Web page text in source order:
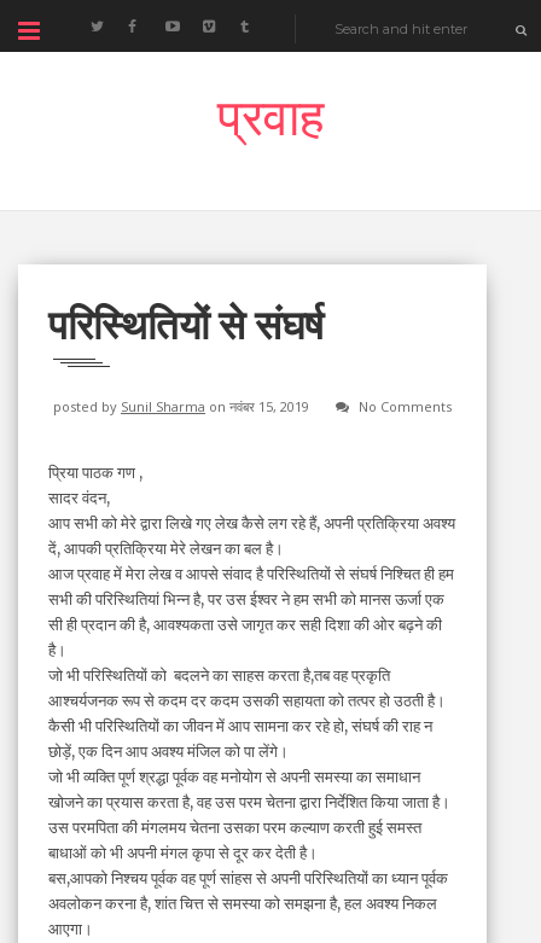
प्रवाह
परिस्थितियों से संघर्ष
posted by Sunil Sharma on नवंबर 15, 2019 No Comments
प्रिया पाठक गण ,
सादर वंदन,
आप सभी को मेरे द्वारा लिखे गए लेख कैसे लग रहे हैं, अपनी प्रतिक्रिया अवश्य
दें, आपकी प्रतिक्रिया मेरे लेखन का बल है।
आज प्रवाह में मेरा लेख व आपसे संवाद है परिस्थितियों से संघर्ष निश्चित ही हम
सभी की परिस्थितियां भिन्न है, पर उस ईश्वर ने हम सभी को मानस ऊर्जा एक
सी ही प्रदान की है, आवश्यकता उसे जागृत कर सही दिशा की ओर बढ़ने की
है।
जो भी परिस्थितियों को बदलने का साहस करता है,तब वह प्रकृति
आश्चर्यजनक रूप से कदम दर कदम उसकी सहायता को तत्पर हो उठती है।
कैसी भी परिस्थितियों का जीवन में आप सामना कर रहे हो, संघर्ष की राह न
छोड़ें, एक दिन आप अवश्य मंजिल को पा लेंगे।
जो भी व्यक्ति पूर्ण श्रद्धा पूर्वक वह मनोयोग से अपनी समस्या का समाधान
खोजने का प्रयास करता है, वह उस परम चेतना द्वारा निर्देशित किया जाता है।
उस परमपिता की मंगलमय चेतना उसका परम कल्याण करती हुई समस्त
बाधाओं को भी अपनी मंगल कृपा से दूर कर देती है।
बस,आपको निश्चय पूर्वक वह पूर्ण सांहस से अपनी परिस्थितियों का ध्यान पूर्वक
अवलोकन करना है, शांत चित्त से समस्या को समझना है, हल अवश्य निकल
आएगा।